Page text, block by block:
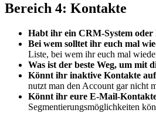
Bereich 4: Kontakte
Habt ihr ein CRM-System oder
Bei wem solltet ihr euch mal
Liste, bei wem ihr euch mal
Was ist der beste Weg, um mit
Könnt ihr inaktive Kontakte
nutzt man den Account gar nicht
Könnt ihr eure E-Mail-
Segmentierungsmöglichkeiten